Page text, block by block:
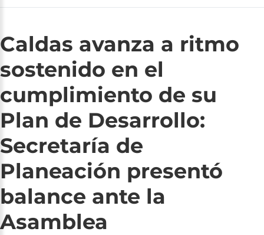
Caldas avanza a ritmo
sostenido en el
cumplimiento de su
Plan de Desarrollo:
Secretaría de
Planeación presentó
balance ante la
Asamblea